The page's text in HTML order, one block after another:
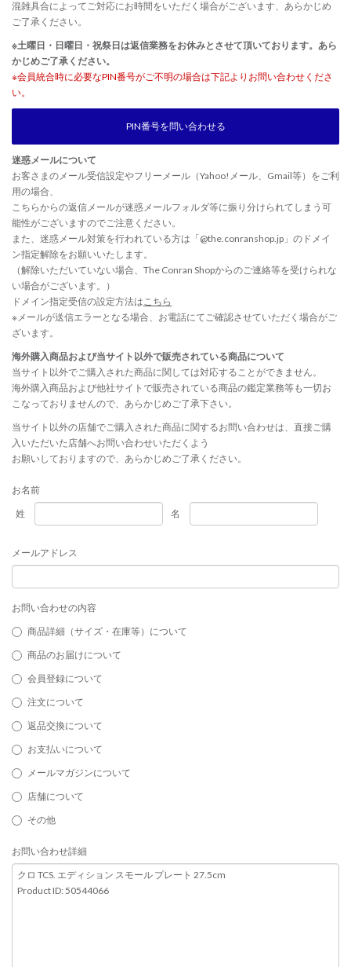
混雑具合によってご対応にお時間をいただく場合がございます、あらかじめ
ご了承ください。
※土曜日・日曜日・祝祭日は返信業務をお休みとさせて頂いております。あら
かじめご了承ください。
※会員統合時に必要なPIN番号がご不明の場合は下記よりお問い合わせくださ
い。
PIN番号を問い合わせる
迷惑メールについて
お客さまのメール受信設定やフリーメール（Yahoo!メール、Gmail等）をご利
用の場合、
こちらからの返信メールが迷惑メールフォルダ等に振り分けられてしまう可
能性がございますのでご注意ください。
また、迷惑メール対策を行われている方は「@the.conranshop.jp」のドメイ
ン指定解除をお願いいたします。
（解除いただいていない場合、The Conran Shopからのご連絡等を受けられな
い場合がございます。）
ドメイン指定受信の設定方法はこちら
※メールが送信エラーとなる場合、お電話にてご確認させていただく場合がご
ざいます。
海外購入商品および当サイト以外で販売されている商品について
当サイト以外でご購入された商品に関しては対応することができません。
海外購入商品および他社サイトで販売されている商品の鑑定業務等も一切お
こなっておりませんので、あらかじめご了承下さい。
当サイト以外の店舗でご購入された商品に関するお問い合わせは、直接ご購
入いただいた店舗へお問い合わせいただくよう
お願いしておりますので、あらかじめご了承ください。
お名前
姓
名
メールアドレス
お問い合わせの内容
商品詳細（サイズ・在庫等）について
商品のお届けについて
会員登録について
注文について
返品交換について
お支払いについて
メールマガジンについて
店舗について
その他
お問い合わせ詳細